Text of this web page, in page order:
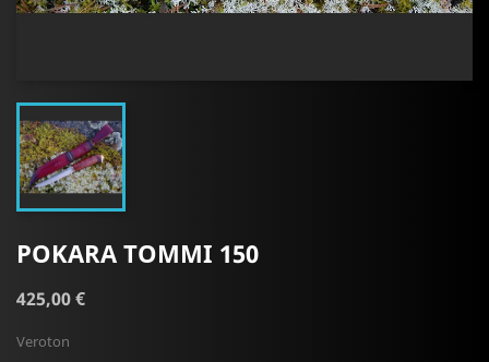
POKARA TOMMI 150
425,00 €
Veroton